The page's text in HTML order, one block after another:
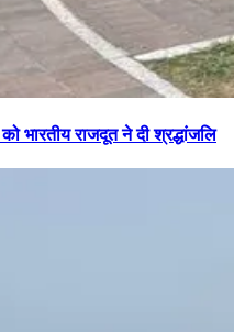
भारतीय राजदूत ने दी श्रद्धांजलि